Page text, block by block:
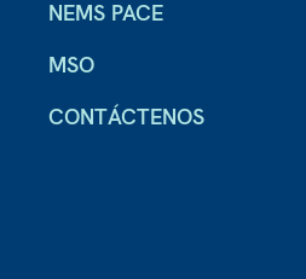
NEMS PACE
MSO
CONTÁCTENOS